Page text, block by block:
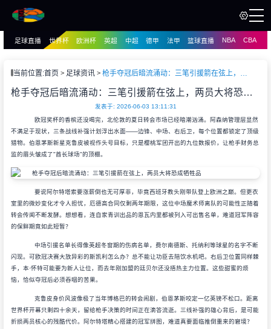
播
讯
足球直播 世界杯 欧洲杯 英超 中超 德甲 法甲 篮球直播 NBA CBA
当前位置:首页 足球资讯 枪手夺冠后暗流涌动：三笔引援箭在弦上，两员大将恐成牺牲品
枪手夺冠后暗流涌动：三笔引援箭在弦上，两员大将恐成牺牲品
发表于: 2026-06-03 13:11:31
欧冠奖杯的香槟还没喝完，北伦敦的夏日转会市场已经暗潮汹涌。阿森纳管理层显然
不满足于现状，三条战线补强计划浮出水面——边锋、中场、右后卫，每个位置都锁定了顶级
猎物。伯恩茅斯新星克鲁皮被视作头号目标，只是樱桃军团开出的九位数报价，让枪手财务总
监的眉头皱成了"酋长球场"的顶棚。
要说阿尔特塔索要涨薪倒也无可厚非，毕竟西班牙教头刚带队登上欧洲之巅。但更衣
室里的微妙变化才令人担忧，厄德高合同仅剩两年期限，这位中场魔术师离队的可能性正随着
转会传闻不断发酵。想想看，连自家青训出品的恩瓦内里都被列入可出售名单，难道冠军阵容
的保鲜期竟如此短暂？
中场引援名单长得像英超冬窗期的伤病名单，费尔南德斯、托纳利等球星的名字不断
闪现。可欧冠决赛大放异彩的斯凯利怎么办？总不能让功臣去陪饮水机吧。右后卫位置同样棘
手，本·怀特可能要为新人让位，而去年刚加盟的廷贝尔还没捂热主力位置。这些甜蜜的烦
恼，恰似夺冠后必须吞咽的苦果。
克鲁皮身价风波像极了当年博格巴的转会闹剧，伯恩茅斯咬定一亿英镑不松口。距离
世界杯开幕只剩四十余天，留给枪手决策的时间正在滴答流逝。三线补强的雄心背后，是可能
折损两员核心的残酷代价。阿尔特塔精心搭建的冠军拼图，难道真要面临推倒重来的窘境？